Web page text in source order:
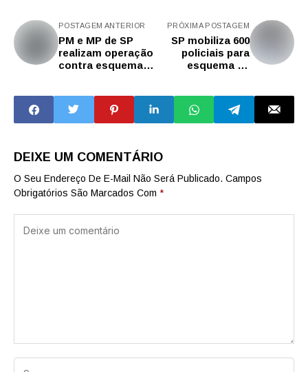
POSTAGEM ANTERIOR
PM e MP de SP
realizam operação
contra esquema
Catanduva
PRÓXIMA POSTAGEM
SP mobiliza 600
policiais para
esquema de
Jesus
DEIXE UM COMENTÁRIO
O Seu Endereço De E-Mail Não Será Publicado. Campos
Obrigatórios São Marcados Com *